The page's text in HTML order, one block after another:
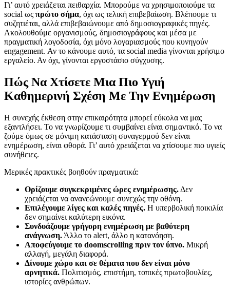
Γι’ αυτό χρειάζεται πειθαρχία. Μπορούμε να χρησιμοποιούμε τα
social ως πρώτο σήμα, όχι ως τελική επιβεβαίωση. Βλέπουμε τι
συζητιέται, αλλά επιβεβαιώνουμε από δημοσιογραφικές πηγές.
Ακολουθούμε οργανισμούς, δημοσιογράφους και μέσα με
πραγματική λογοδοσία, όχι μόνο λογαριασμούς που κυνηγούν
engagement. Αν το κάνουμε αυτό, τα social media γίνονται χρήσιμο
εργαλείο. Αν όχι, γίνονται εργοστάσιο σύγχυσης.
Πώς Να Χτίσετε Μια Πιο Υγιή
Καθημερινή Σχέση Με Την Ενημέρωση
Η συνεχής έκθεση στην επικαιρότητα μπορεί εύκολα να μας
εξαντλήσει. Το να γνωρίζουμε τι συμβαίνει είναι σημαντικό. Το να
ζούμε όμως σε μόνιμη κατάσταση συναγερμού δεν είναι
ενημέρωση, είναι φθορά. Γι’ αυτό χρειάζεται να χτίσουμε πιο υγιείς
συνήθειες.
Μερικές πρακτικές βοηθούν πραγματικά:
Ορίζουμε συγκεκριμένες ώρες ενημέρωσης. Δεν
χρειάζεται να ανανεώνουμε συνεχώς την οθόνη.
Επιλέγουμε λίγες και καλές πηγές. Η υπερβολική ποικιλία
δεν σημαίνει καλύτερη εικόνα.
Συνδυάζουμε γρήγορη ενημέρωση με βαθύτερη
ανάγνωση. Άλλο το alert, άλλο η κατανόηση.
Αποφεύγουμε το doomscrolling πριν τον ύπνο. Μικρή
αλλαγή, μεγάλη διαφορά.
Δίνουμε χώρο και σε θέματα που δεν είναι μόνο
αρνητικά. Πολιτισμός, επιστήμη, τοπικές πρωτοβουλίες,
ιστορίες ανθρώπων.